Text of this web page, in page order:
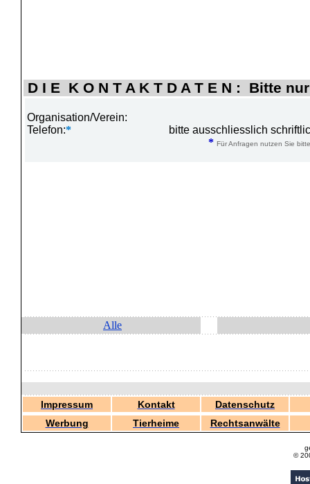
D I E K O N T A K T D A T E N : Bitte
Organisation/Verein:
Telefon:*
bitte ausschliesslich
* Für Anfragen nutzen Sie
Alle
Impressum Kontakt
Datenschutz
Werbung
Tierheime Rechtsanwälte
©